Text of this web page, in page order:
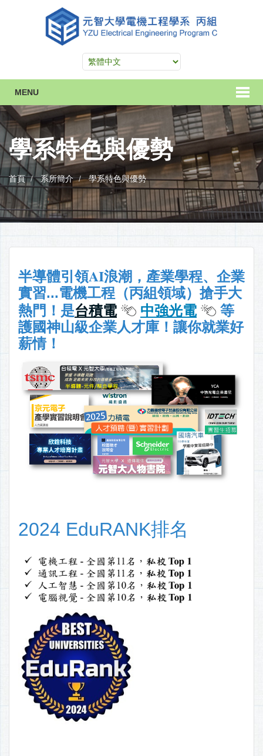
MENU
學系特色與優勢
首頁 系所簡介 學系特色與優勢
半導體引領AI浪潮，產業學程、企業
實習...電機工程（丙組領域）搶手大
熱門！ 是台積電 中強光電
等
護國神山級企業人才庫 ！讓你就業好
薪情！
2024 EduRANK排名